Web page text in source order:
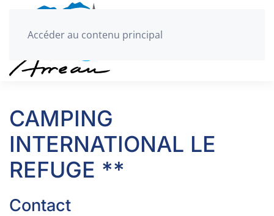
Accéder au contenu principal
CAMPING
INTERNATIONAL LE
REFUGE **
Contact